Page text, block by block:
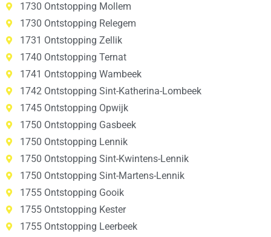
1730 Ontstopping Mollem
1730 Ontstopping Relegem
1731 Ontstopping Zellik
1740 Ontstopping Ternat
1741 Ontstopping Wambeek
1742 Ontstopping Sint-Katherina-Lombeek
1745 Ontstopping Opwijk
1750 Ontstopping Gasbeek
1750 Ontstopping Lennik
1750 Ontstopping Sint-Kwintens-Lennik
1750 Ontstopping Sint-Martens-Lennik
1755 Ontstopping Gooik
1755 Ontstopping Kester
1755 Ontstopping Leerbeek